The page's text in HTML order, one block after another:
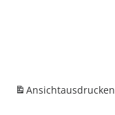
Ansichtausdrucken